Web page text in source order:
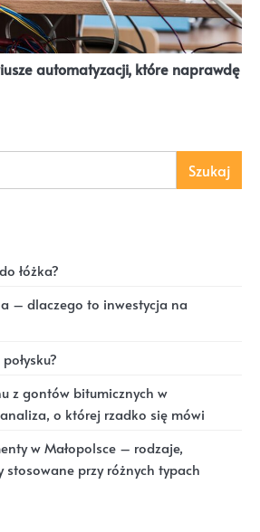
automatyzacji, które naprawdę
Szukaj
łóżka?
– dlaczego to inwestycja na
z gontów bitumicznych w
o której rzadko się mówi
w Małopolsce – rodzaje,
stosowane przy różnych typach